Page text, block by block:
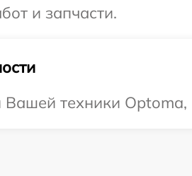
и запчасти.
техники